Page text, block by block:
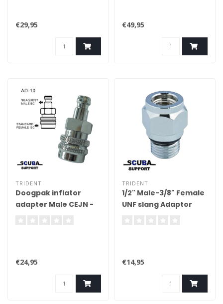
€29,95 €49,95
TRIDENT
Doogpak inflator
adapter Male CEJN -
€24,95
TRIDENT
1/2" Male-3/8" Female
UNF slang Adaptor
€14,95